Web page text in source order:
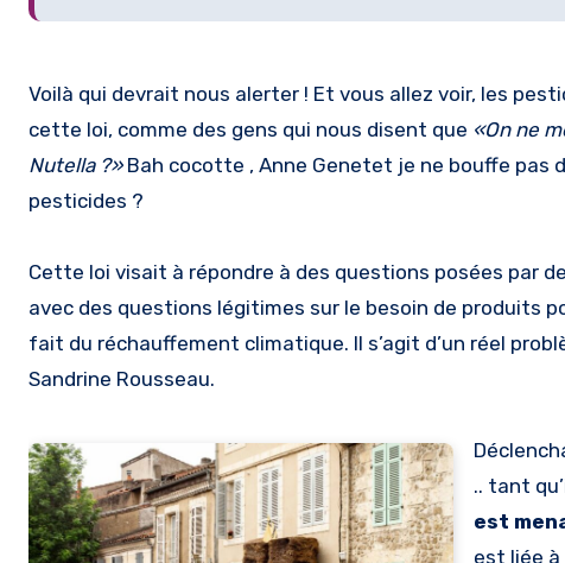
Voilà qui devrait nous alerter ! Et vous allez voir, les
cette loi, comme des gens qui nous disent que «On ne
Nutella ?»Bah cocotte , Anne Genetet je ne bouffe pas
pesticides ?
Cette loi visait à répondre à des questions posées par
avec des questions légitimes sur le besoin de produits
fait du réchauffement climatique. Il s’agit d’un réel
Sandrine Rousseau.
.. tant
est
est liée à